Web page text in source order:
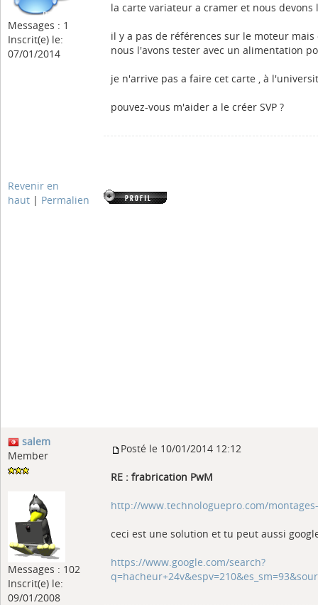
Messages : 1
Inscrit(e) le:
07/01/2014
la carte variateur a cramer et nous
il y a pas de références sur le moteur
nous l'avons tester avec un alimentation
je n'arrive pas a faire cet carte , à
pouvez-vous m'aider a le créer SVP ?
Revenir en
haut | Permalien
salem
Member
Messages : 102
Inscrit(e) le:
09/01/2008
Posté le 10/01/2014 12:12
RE : frabrication PwM
http://www.technologuepro.com/
ceci est une solution et tu peut aussi
https://www.google.com/search?